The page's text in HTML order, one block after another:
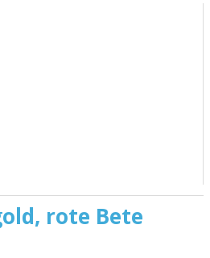
rote Bete